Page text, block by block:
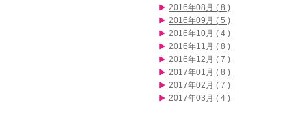
2016年08月 ( 8 )
2016年09月 ( 5 )
2016年10月 ( 4 )
2016年11月 ( 8 )
2016年12月 ( 7 )
2017年01月 ( 8 )
2017年02月 ( 7 )
2017年03月 ( 4 )